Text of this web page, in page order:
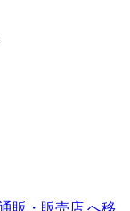
販・販売店 へ移